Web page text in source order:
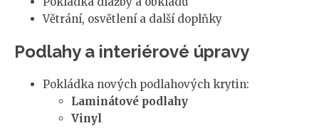
Větrání, osvětlení a další doplňky
Podlahy a interiérové úpravy
Pokládka nových podlahových krytin:
Laminátové podlahy
Vinyl